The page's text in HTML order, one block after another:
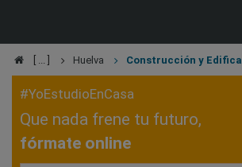
Huelva Construcción y
#YoEstudioEnCasa
Que nada frene tu futuro,
fórmate online